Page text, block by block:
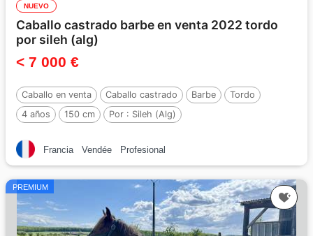
NUEVO
Caballo castrado barbe en venta 2022 tordo
por sileh (alg)
< 7 000 €
Caballo en venta Caballo castrado Barbe
Tordo
4 años
150 cm Por : Sileh (Alg)
Francia Vendée Profesional
PREMIUM